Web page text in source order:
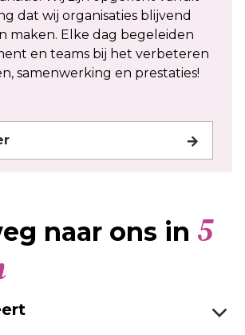
dat wij organisaties blijvend
maken. Elke dag begeleiden
en teams bij het verbeteren
samenwerking en prestaties!
naar ons in 5